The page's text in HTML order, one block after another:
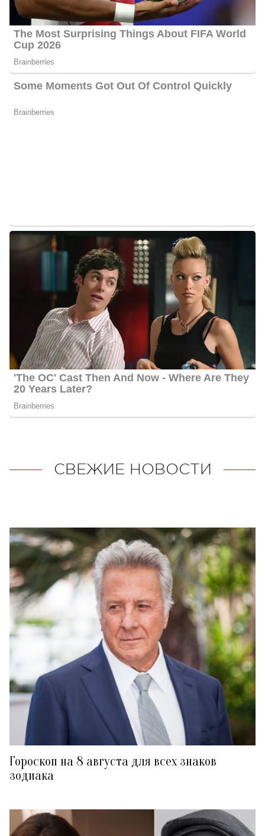
СВЕЖИЕ НОВОСТИ
Гороскоп на 8 августа для всех знаков
зодиака